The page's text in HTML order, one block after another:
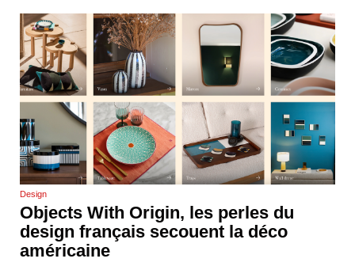
Design
Objects With Origin, les perles du
design français secouent la déco
américaine